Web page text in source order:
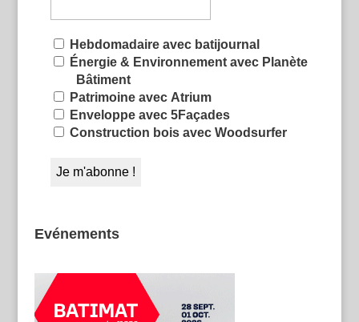
Hebdomadaire avec batijournal
Énergie & Environnement avec Planète
Bâtiment
Patrimoine avec Atrium
Enveloppe avec 5Façades
Construction bois avec Woodsurfer
Evénements